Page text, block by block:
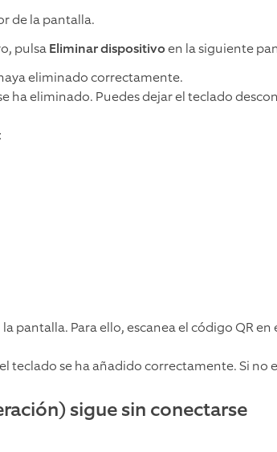
de la pantalla.
pulsaEliminar dispositivoen la siguiente
eliminado correctamente.
ha eliminado. Puedes dejar el teclado
pantalla. Para ello, escanea el código QR en
se ha añadido correctamente. Si no
sigue sin conectarse